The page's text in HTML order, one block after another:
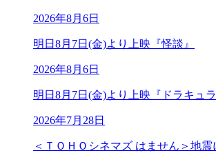
2026年8月6日
明日8月7日(金)より上映『怪談』
2026年8月6日
明日8月7日(金)より上映『ドラキュラ
2026年7月28日
＜ＴＯＨＯシネマズ はません＞地震